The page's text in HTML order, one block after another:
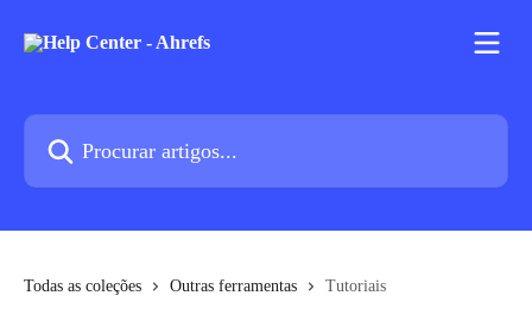
Procurar artigos...
Todas as coleções Outras ferramentas Tutoriais